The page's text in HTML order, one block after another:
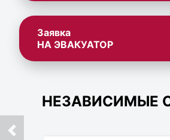
Заявка
НА ЭВАКУАТОР
НЕЗАВИСИМЫЕ